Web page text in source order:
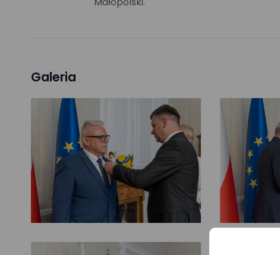
Galeria